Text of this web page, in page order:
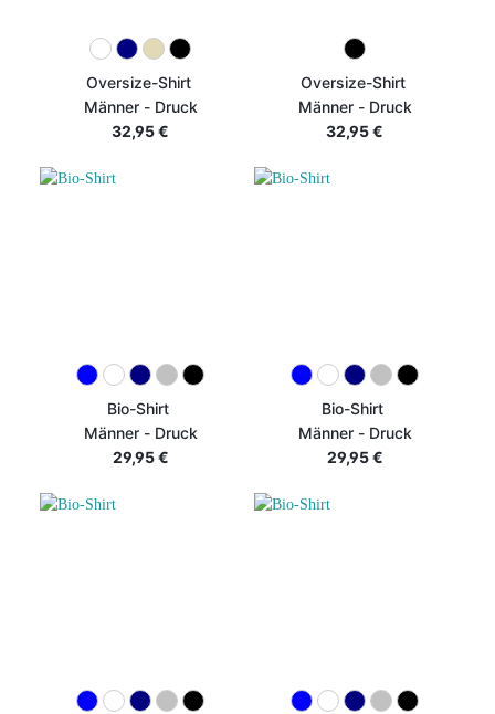
Oversize-Shirt
Männer - Druck
32,95 €
Oversize-Shirt
Männer - Druck
32,95 €
Bio-Shirt
Männer - Druck
29,95 €
Bio-Shirt
Männer - Druck
29,95 €